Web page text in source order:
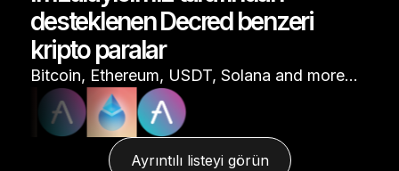
desteklenen Decred benzeri
kripto paralar
Bitcoin, Ethereum, USDT, Solana and more…
Ayrıntılı listeyi görün